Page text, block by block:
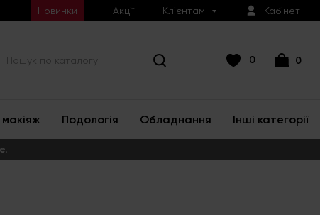
Новинки Акції Клієнтам Кабінет
0 0
Подологія Обладнання Інші категорії
.